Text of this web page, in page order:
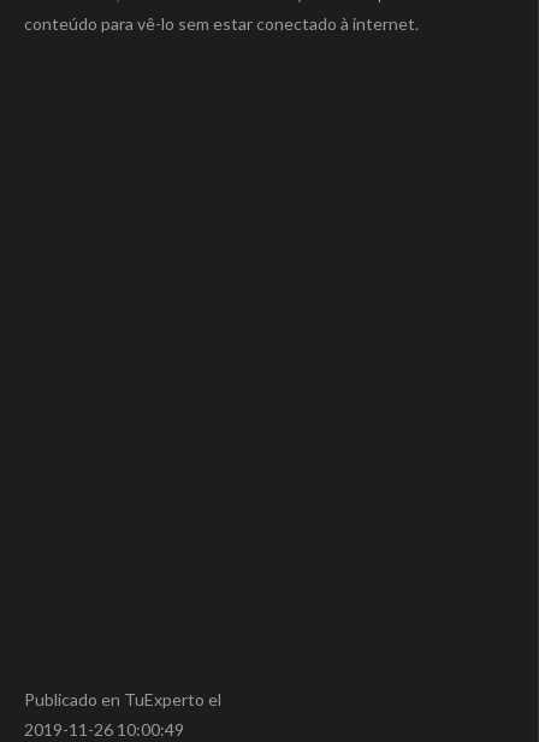
conteúdo para vê-lo sem estar conectado à internet.
Publicado en TuExperto el
2019-11-26 10:00:49